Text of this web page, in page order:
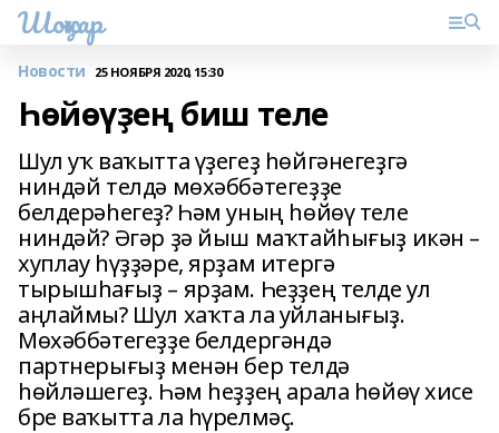
Шоңҡар
Новости 25 НОЯБРЯ 2020, 15:30
Һөйөүҙең биш теле
Шул уҡ ваҡытта үҙегеҙ һөйгәнегеҙгә
ниндәй телдә мөхәббәтегеҙҙе
белдерәһегеҙ? Һәм уның һөйөү теле
ниндәй? Әгәр ҙә йыш маҡтайһығыҙ икән –
хуплау һүҙҙәре, ярҙам итергә
тырышһағыҙ – ярҙам. Һеҙҙең телде ул
аңлаймы? Шул хаҡта ла уйланығыҙ.
Мөхәббәтегеҙҙе белдергәндә
партнерығыҙ менән бер телдә
һөйләшегеҙ. Һәм һеҙҙең арала һөйөү хисе
бре ваҡытта ла һүрелмәҫ.